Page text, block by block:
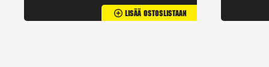
Lisää Ostoslistaan